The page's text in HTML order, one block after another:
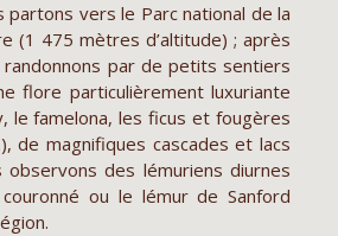
partons vers le Parc national de la
(1 475 mètres d’altitude) ; après
par de petits sentiers
flore particulièrement luxuriante
le famelona, les ficus et fougères
de magnifiques cascades et lacs
des lémuriens diurnes
ou le lémur de Sanford